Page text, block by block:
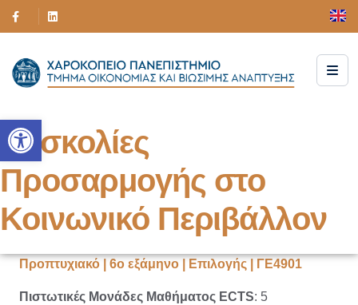
Ανοίξτε τη γραμμή εργαλείων
Δυσκολίες
Προσαρμογής στο
Κοινωνικό Περιβάλλον
Προπτυχιακό | 6ο εξάμηνο | Επιλογής | ΓΕ4901
Πιστωτικές Μονάδες Μαθήματος ECTS: 5